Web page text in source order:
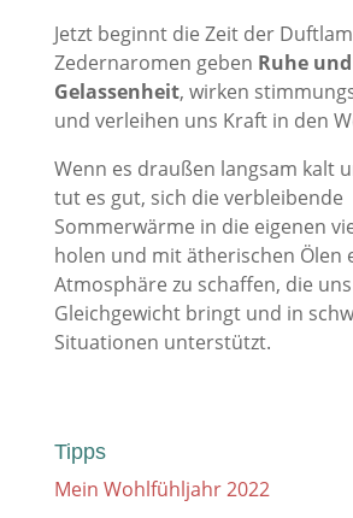
Jetzt beginnt die Zeit der
Zedernaromen geben Ruhe und
Gelassenheit, wirken
und verleihen uns Kraft in den
Wenn es draußen langsam kalt
tut es gut, sich die verbleibende
Sommerwärme in die eigenen
holen und mit ätherischen Ölen
Atmosphäre zu schaffen, die
Gleichgewicht bringt und in
Situationen unterstützt.
Tipps
Mein Wohlfühljahr 2022